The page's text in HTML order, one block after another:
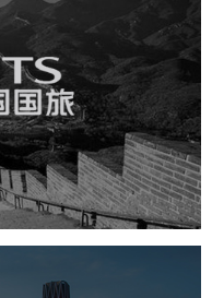
网站建设